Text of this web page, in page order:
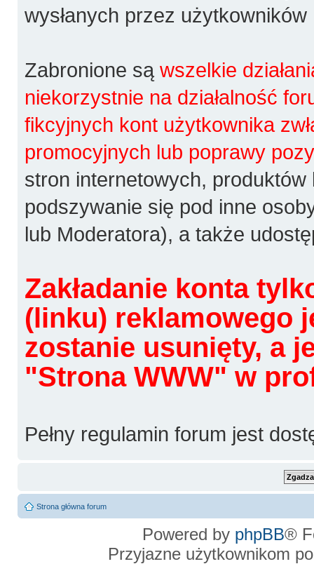
wysłanych przez użytkowników
Zabronione są wszelkie
niekorzystnie na działalność
fikcyjnych kont użytkownika
promocyjnych lub poprawy
stron internetowych, produktów
podszywanie się pod inne
lub Moderatora), a także
Zakładanie konta
(linku) reklamowego
zostanie usunięty, a
"Strona WWW" w
Pełny regulamin forum jest
Strona główna forum
Powered by phpBB®
Przyjazne użytkownikom